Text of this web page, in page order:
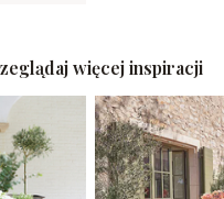
więcej inspiracji